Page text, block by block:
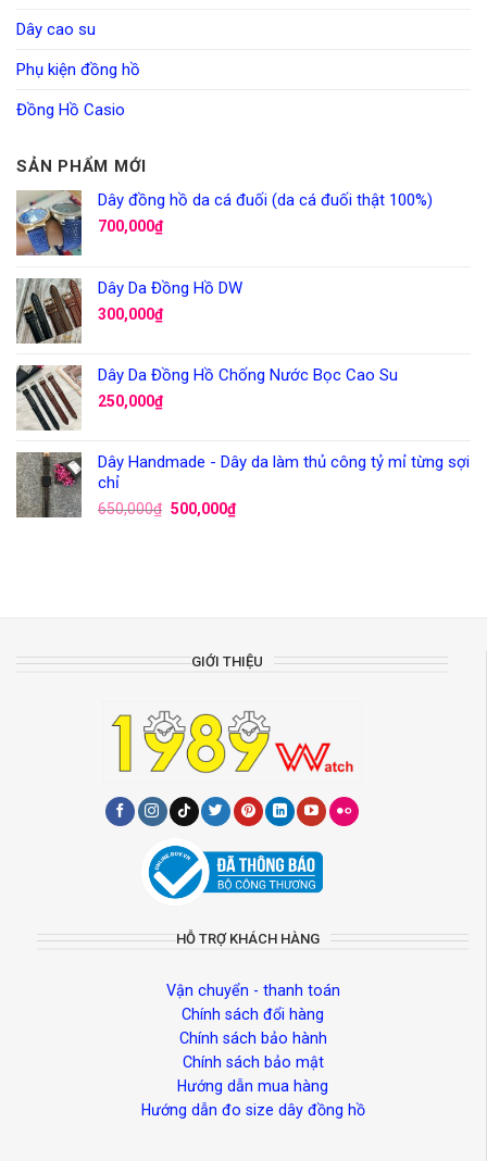
Dây cao su
Phụ kiện đồng hồ
Đồng Hồ Casio
SẢN PHẨM MỚI
Dây đồng hồ da cá đuối (da cá đuối thật 100%)
700,000₫
Dây Da Đồng Hồ DW
300,000₫
Dây Da Đồng Hồ Chống Nước Bọc Cao Su
250,000₫
Dây Handmade - Dây da làm thủ công tỷ mỉ từng sợi
chỉ
650,000₫ 500,000₫
GIỚI THIỆU
HỖ TRỢ KHÁCH HÀNG
Vận chuyển - thanh toán
Chính sách đổi hàng
Chính sách bảo hành
Chính sách bảo mật
Hướng dẫn mua hàng
Hướng dẫn đo size dây đồng hồ